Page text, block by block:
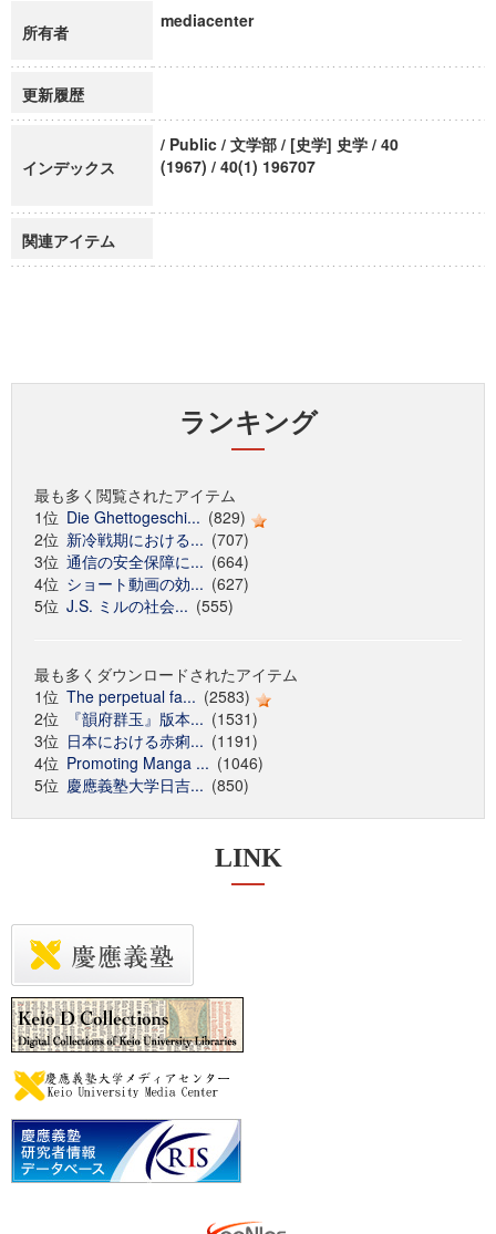
所有者
mediacenter
更新履歴
インデックス
/ Public / 文学部 / [史学] 史学 / 40
(1967) / 40(1) 196707
関連アイテム
ランキング
最も多く閲覧されたアイテム
1位 Die Ghettogeschi... (829)
2位 新冷戦期における... (707)
3位 通信の安全保障に... (664)
4位 ショート動画の効... (627)
5位 J.S. ミルの社会... (555)
最も多くダウンロードされたアイテム
1位 The perpetual fa... (2583)
2位
『韻府群玉』版本... (1531)
3位 日本における赤痢... (1191)
4位 Promoting Manga ... (1046)
5位 慶應義塾大学日吉... (850)
LINK